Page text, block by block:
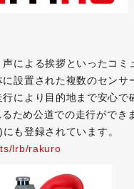
による挨拶といったコミ
設置された複数のセンサ
により目的地まで安心で
ため公道での走行ができ
も登録されています。
lrb/rakuro